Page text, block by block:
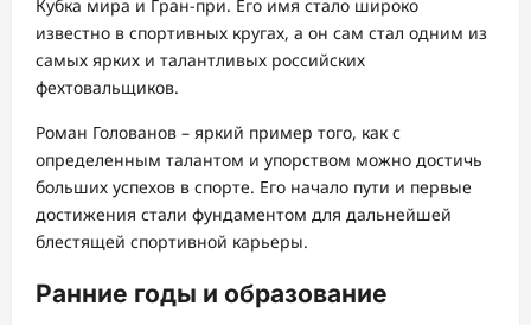
Кубка мира и Гран-при. Его имя стало широко
известно в спортивных кругах, а он сам стал одним из
самых ярких и талантливых российских
фехтовальщиков.
Роман Голованов – яркий пример того, как с
определенным талантом и упорством можно достичь
больших успехов в спорте. Его начало пути и первые
достижения стали фундаментом для дальнейшей
блестящей спортивной карьеры.
Ранние годы и образование